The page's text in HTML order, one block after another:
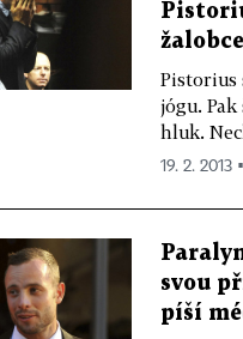
žalobce
Pistorius
jógu.
hluk.
19. 2. 2013
svou
píší